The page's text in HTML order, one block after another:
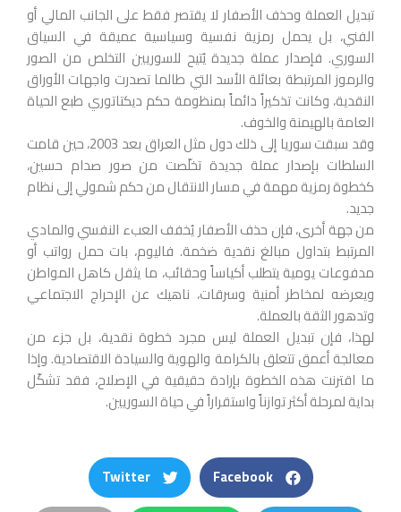
تبديل العملة وحذف الأصفار لا يقتصر فقط على الجانب المالي أو
الفني، بل يحمل رمزية نفسية وسياسية عميقة في السياق
السوري. فإصدار عملة جديدة يُتيح للسوريين التخلص من الصور
والرموز المرتبطة بعائلة الأسد التي طالما تصدرت واجهات الأوراق
النقدية، وكانت تذكيراً دائماً بمنظومة حكم ديكتاتوري طبع الحياة
العامة بالهيمنة والخوف.
وقد سبقت سوريا إلى ذلك دول مثل العراق بعد 2003، حين قامت
السلطات بإصدار عملة جديدة تخلّصت من صور صدام حسين،
كخطوة رمزية مهمة في مسار الانتقال من حكم شمولي إلى نظام
جديد.
من جهة أخرى، فإن حذف الأصفار يُخفف العبء النفسي والمادي
المرتبط بتداول مبالغ نقدية ضخمة. فاليوم، بات حمل رواتب أو
مدفوعات يومية يتطلب أكياساً وحقائب، ما يثقل كاهل المواطن
ويعرضه لمخاطر أمنية وسرقات، ناهيك عن الإحراج الاجتماعي
وتدهور الثقة بالعملة.
لهذا، فإن تبديل العملة ليس مجرد خطوة نقدية، بل جزء من
معالجة أعمق تتعلق بالكرامة والهوية والسيادة الاقتصادية. وإذا
ما اقترنت هذه الخطوة بإرادة حقيقية في الإصلاح، فقد تشكّل
بداية لمرحلة أكثر توازناً واستقراراً في حياة السوريين.
Facebook
Twitter